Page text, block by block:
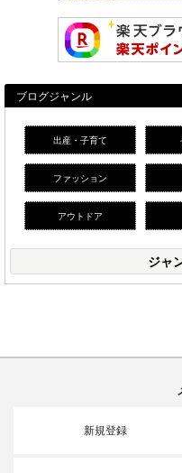
ブログジャンル
出産・子育て
ファッション
アウトドア
ジャ
新規登録